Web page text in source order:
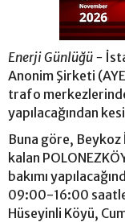
Enerji Günlüğü -
Anonim Şirketi
trafo
yapılacağından
Buna göre, Beykoz
kalan
bakımı
09:00-16:00
Hüseyinli Köyü,